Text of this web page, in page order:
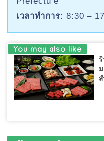
เวลาทำการ: 8:30 –